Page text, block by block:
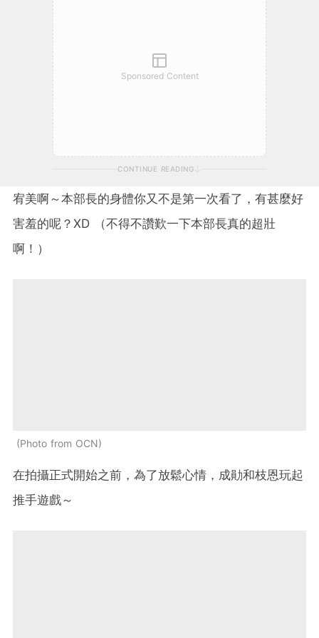
Sponsored Content
CONTINUE READING
宥美啊～本部長的身體你又不是第一次看了，有甚麼好
害羞的呢？XD （不得不讚歎一下本部長真的超壯
啊！）
Photo from OCN
在拍攝正式開始之前，為了放鬆心情，成勛和枝恩玩起
推手遊戲～